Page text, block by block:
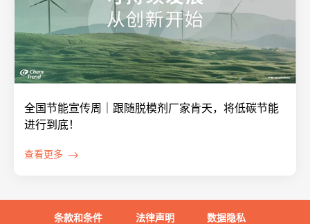
全国节能宣传周｜跟随脱模剂厂家肯天，将低碳节能
进行到底！
查看更多
条款和条件 法律声明 数据隐私